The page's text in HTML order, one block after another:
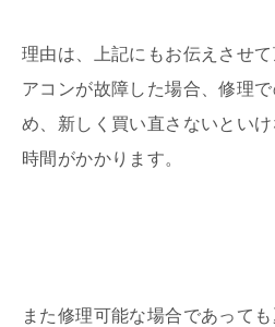
理由は、上記にもお伝えさせ
アコンが故障した場合、修理
め、新しく買い直さないとい
時間がかかります。
また修理可能な場合であって